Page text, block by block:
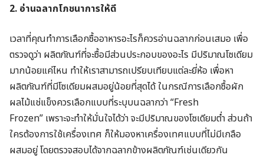
2. อ่านฉลากโภชนาการให้ดี
เวลาที่คุณทำการเลือกซื้ออาหารอะไรก็ควรอ่านฉลากก่อนเสมอ เพื่อ
ตรวจดูว่า ผลิตภัณฑ์ที่จะซื้อมีส่วนประกอบของอะไร มีปริมาณโซเดียม
มากน้อยแค่ไหน ทำให้เราสามารถเปรียบเทียบแต่ละยี่ห้อ เพื่อหา
ผลิตภัณฑ์ที่มีโซเดียมผสมอยู่น้อยที่สุดได้ในกรณีการเลือกซื้อผัก
ผลไม้แช่แข็งควรเลือกแบบที่ระบุบนฉลากว่า“Fresh
Frozen” เพราะจะทำให้มั่นใจได้ว่า จะมีปริมาณของโซเดียมต่ำส่วนถ้า
ใครต้องการใช้เครื่องเทศ ก็ให้มองหาเครื่องเทศแบบที่ไม่มีเกลือ
ผสมอยู่ โดยตรวจสอบได้จากฉลากข้างผลิตภัณฑ์เช่นเดียวกัน